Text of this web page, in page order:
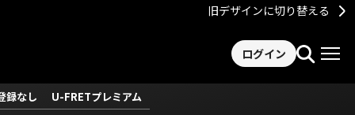
旧デザインに切り替える
ログイン
録なし U-FRETプレミアム